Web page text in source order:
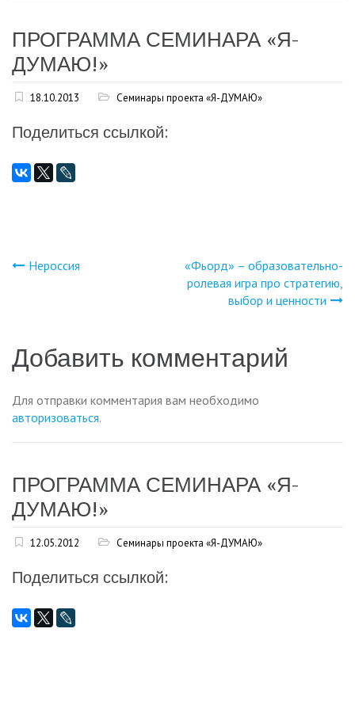
ПРОГРАММА СЕМИНАРА «Я-
ДУМАЮ!»
18.10.2013 Семинары проекта «Я-ДУМАЮ»
Поделиться ссылкой:
Навигация
записям
Нероссия
«Фьорд» – образовательно-
ролевая игра про стратегию,
выбор и ценности
Добавить комментарий
Для отправки комментария вам необходимо
авторизоваться.
ПРОГРАММА СЕМИНАРА «Я-
ДУМАЮ!»
12.05.2012 Семинары проекта «Я-ДУМАЮ»
Поделиться ссылкой: